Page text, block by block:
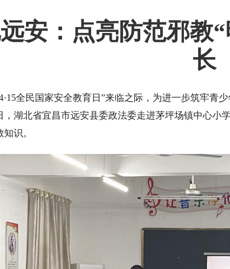
安：点亮防范邪教
长
全民国家安全教育日”来临之际，为进一步筑牢青
，湖北省宜昌市远安县委政法委走进茅坪场镇中心小
识。